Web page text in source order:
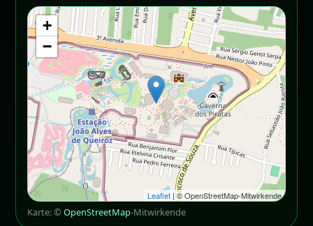
+
−
Leaflet| © OpenStreetMap-Mitwirkende
Karte: ©OpenStreetMap-Mitwirkende